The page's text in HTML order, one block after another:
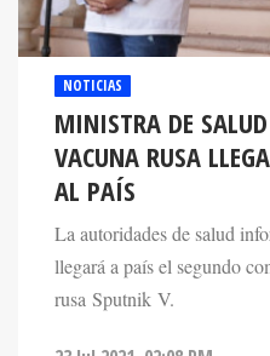
NOTICIAS
MINISTRA DE SALUD
VACUNA RUSA
AL PAÍS
La autoridades de salud
llegará a país el segundo
rusa Sputnik V.